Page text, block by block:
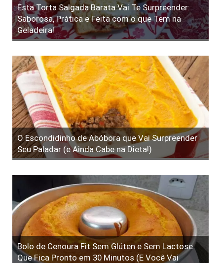
Esta Torta Salgada Barata Vai Te Surpreender:
Saborosa, Prática e Feita com o que Tem na
Geladeira!
O Escondidinho de Abóbora que Vai Surpreender
Seu Paladar (e Ainda Cabe na Dieta!)
Bolo de Cenoura Fit Sem Glúten e Sem Lactose
Que Fica Pronto em 30 Minutos (E Você Vai